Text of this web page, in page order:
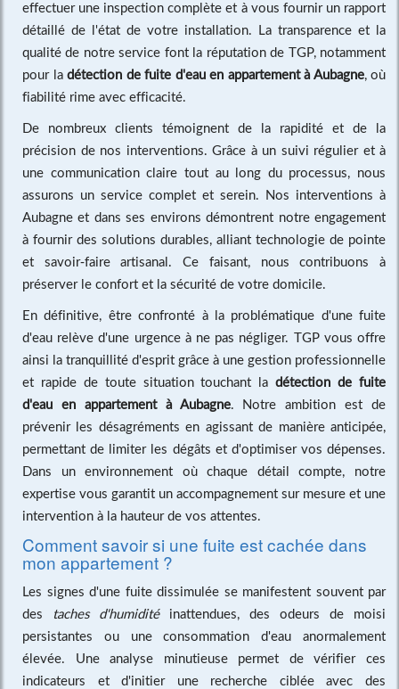
effectuer une inspection complète et à vous fournir un rapport
détaillé de l'état de votre installation. La transparence et la
qualité de notre service font la réputation de TGP, notamment
pour la détection de fuite d'eau en appartement à Aubagne, où
fiabilité rime avec efficacité.
De nombreux clients témoignent de la rapidité et de la
précision de nos interventions. Grâce à un suivi régulier et à
une communication claire tout au long du processus, nous
assurons un service complet et serein. Nos interventions à
Aubagne et dans ses environs démontrent notre engagement
à fournir des solutions durables, alliant technologie de pointe
et savoir-faire artisanal. Ce faisant, nous contribuons à
préserver le confort et la sécurité de votre domicile.
En définitive, être confronté à la problématique d'une fuite
d'eau relève d'une urgence à ne pas négliger. TGP vous offre
ainsi la tranquillité d'esprit grâce à une gestion professionnelle
et rapide de toute situation touchant ladétection de fuite
d'eau en appartement à Aubagne. Notre ambition est de
prévenir les désagréments en agissant de manière anticipée,
permettant de limiter les dégâts et d'optimiser vos dépenses.
Dans un environnement où chaque détail compte, notre
expertise vous garantit un accompagnement sur mesure et une
intervention à la hauteur de vos attentes.
Comment savoir si une fuite est cachée dans
mon appartement ?
Les signes d'une fuite dissimulée se manifestent souvent par
des
taches d'humiditéinattendues, des odeurs de moisi
persistantes ou une consommation d'eau anormalement
élevée. Une analyse minutieuse permet de vérifier ces
indicateurs et d'initier une recherche ciblée avec des